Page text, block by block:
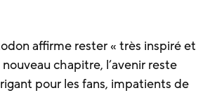
affirme rester « très inspiré et
chapitre, l’avenir reste
pour les fans, impatients de